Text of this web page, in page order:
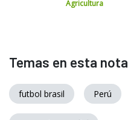
Agricultura
Temas en esta nota
futbol brasil Perú